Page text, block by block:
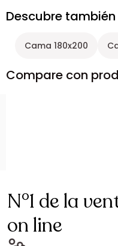
Descubre también
Cama 180x200
Compare con
N°1 de la
on line